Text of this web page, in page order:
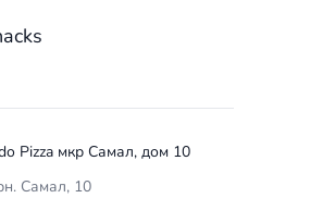
Pizza мкр Самал, дом 10
Самал, 10